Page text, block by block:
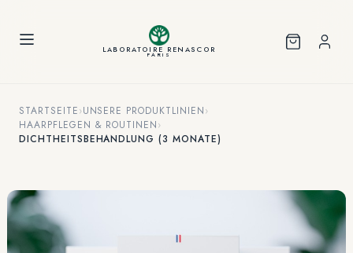
LABORATOIRE RENASCOR
PARIS
STARTSEITE›UNSERE PRODUKTLINIEN›
HAARPFLEGEN & ROUTINEN›
DICHTHEITSBEHANDLUNG (3 MONATE)